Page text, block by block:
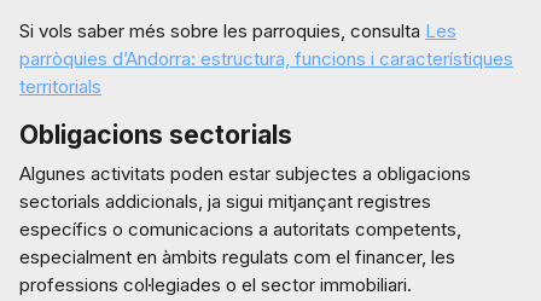
Si vols saber més sobre les parroquies, consulta Les
parròquies d’Andorra: estructura, funcions i característiques
territorials
Obligacions sectorials
Algunes activitats poden estar subjectes a obligacions
sectorials addicionals, ja sigui mitjançant registres
específics o comunicacions a autoritats competents,
especialment en àmbits regulats com el financer, les
professions col·legiades o el sector immobiliari.